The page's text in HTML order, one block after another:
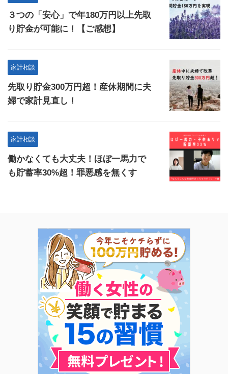
３つの「安心」で年180万円以上先取
り貯金が可能に！【ご感想】
家計相談
先取り貯金300万円超！産休期間に夫
婦で家計見直し！
家計相談
働かなくても大丈夫！ほぼ一馬力で
も貯蓄率30%超！罪悪感を無くす